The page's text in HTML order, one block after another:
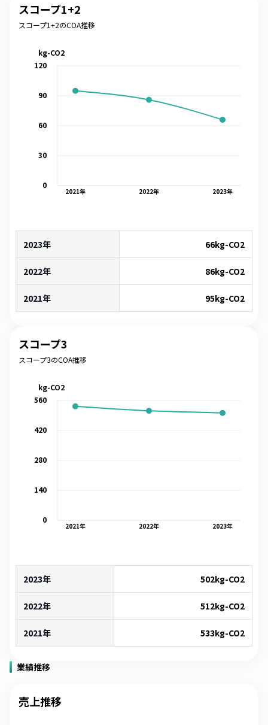
スコープ1+2
スコープ1+2のCOA推移
2021年 2022年 2023年
0
30
60
90
120
kg-CO2
2023年 66kg-CO2
2022年 86kg-CO2
2021年 95kg-CO2
スコープ3
スコープ3のCOA推移
2021年 2022年 2023年
0
140
280
420
560
kg-CO2
2023年 502kg-CO2
2022年 512kg-CO2
2021年 533kg-CO2
業績推移
売上推移